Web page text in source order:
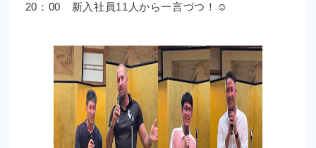
20：00 新入社員11人から一言づつ！☺︎